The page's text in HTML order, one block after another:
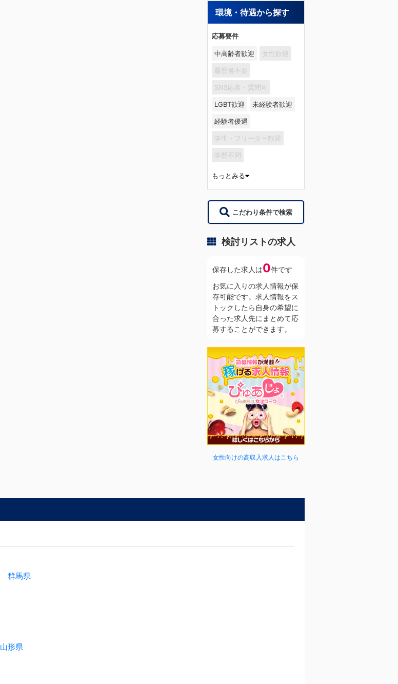
環境・待遇から探す
応募要件
中高齢者歓迎 女性歓迎
履歴書不要
SNS応募・質問可
LGBT歓迎 未経験者歓迎
経験者優遇
学生・フリーター歓迎
学歴不問
もっとみる
こだわり条件で検索
検討リストの求人
保存した求人は0件です
お気に入りの求人情報が保
存可能です。求人情報をス
トックしたら自身の希望に
合った求人先にまとめて応
募することができます。
女性向けの高収入求人はこちら
群馬県
山形県